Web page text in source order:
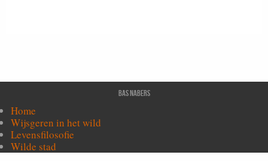
Bas Nabers
Home
Wijsgeren in het wild
Levensfilosofie
Wilde stad